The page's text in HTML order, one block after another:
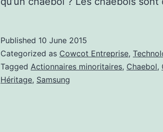
Published 10 June 2015
Categorized as Cowcot Entreprise,
Tagged Actionnaires minoritaires, Chaebol,
Héritage, Samsung